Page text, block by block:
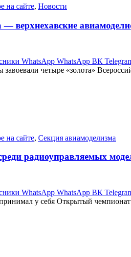
на сайте, Новости
— верхнехавские
WhatsApp WhatsApp ВК
завоевали четыре «золота»
на сайте, Секция авиамоделизма
радиоуправляемых
WhatsApp WhatsApp ВК
у себя Открытый